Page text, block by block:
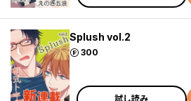
Splush vol.2
300
ポイント
試し読み